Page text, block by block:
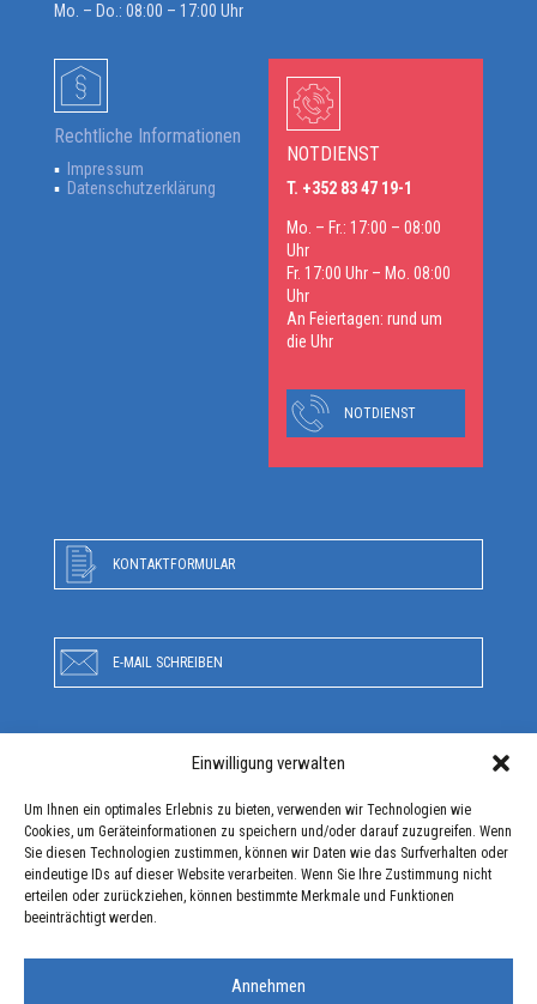
Einwilligung verwalten
Um Ihnen ein optimales Erlebnis zu bieten, verwenden wir Technologien wie
Cookies, um Geräteinformationen zu speichern und/oder darauf zuzugreifen. Wenn
Sie diesen Technologien zustimmen, können wir Daten wie das Surfverhalten oder
eindeutige IDs auf dieser Website verarbeiten. Wenn Sie Ihre Zustimmung nicht
erteilen oder zurückziehen, können bestimmte Merkmale und Funktionen
beeinträchtigt werden.
Annehmen
Mo. – Do.: 08:00 – 17:00 Uhr
Rechtliche Informationen
Impressum
Datenschutzerklärung
NOTDIENST
T. +352 83 47 19-1
Mo. – Fr.: 17:00 – 08:00
Uhr
Fr. 17:00 Uhr – Mo. 08:00
Uhr
An Feiertagen: rund um
die Uhr
NOTDIENST
KONTAKTFORMULAR
E-MAIL SCHREIBEN
RUFEN SIE UNS AN
ANFAHRT